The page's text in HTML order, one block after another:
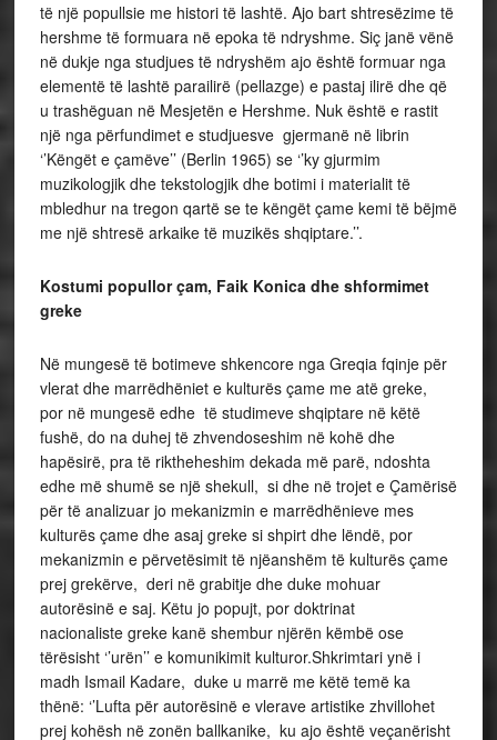
të një popullsie me histori të lashtë. Ajo bart shtresëzime të
hershme të formuara në epoka të ndryshme. Siç janë vënë
në dukje nga studjues të ndryshëm ajo është formuar nga
elementë të lashtë parailirë (pellazge) e pastaj ilirë dhe që
u trashëguan në Mesjetën e Hershme. Nuk është e rastit
një nga përfundimet e studjuesve gjermanë në librin
‘’Këngët e çamëve’’ (Berlin 1965) se ‘’ky gjurmim
muzikologjik dhe tekstologjik dhe botimi i materialit të
mbledhur na tregon qartë se te këngët çame kemi të bëjmë
me një shtresë arkaike të muzikës shqiptare.’’.
Kostumi popullor çam, Faik Konica dhe shformimet
greke
Në mungesë të botimeve shkencore nga Greqia fqinje për
vlerat dhe marrëdhëniet e kulturës çame me atë greke,
por në mungesë edhe të studimeve shqiptare në këtë
fushë, do na duhej të zhvendoseshim në kohë dhe
hapësirë, pra të riktheheshim dekada më parë, ndoshta
edhe më shumë se një shekull, si dhe në trojet e Çamërisë
për të analizuar jo mekanizmin e marrëdhënieve mes
kulturës çame dhe asaj greke si shpirt dhe lëndë, por
mekanizmin e përvetësimit të njëanshëm të kulturës çame
prej grekërve, deri në grabitje dhe duke mohuar
autorësinë e saj. Këtu jo popujt, por doktrinat
nacionaliste greke kanë shembur njërën këmbë ose
tërësisht ‘’urën’’ e komunikimit kulturor.Shkrimtari ynë i
madh Ismail Kadare, duke u marrë me këtë temë ka
thënë: ‘’Lufta për autorësinë e vlerave artistike zhvillohet
prej kohësh në zonën ballkanike, ku ajo është veçanërisht